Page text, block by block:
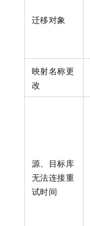
迁移对象
映射名称更
改
源、目标库
无法连接重
试时间